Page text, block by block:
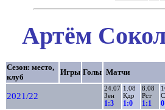
Артём
Сезон: место,
клуб
Игры Голы Матчи
2021/22
24.07
Зен
1:3
1.08
Кдр
1:0
8.08
Рст
1:1